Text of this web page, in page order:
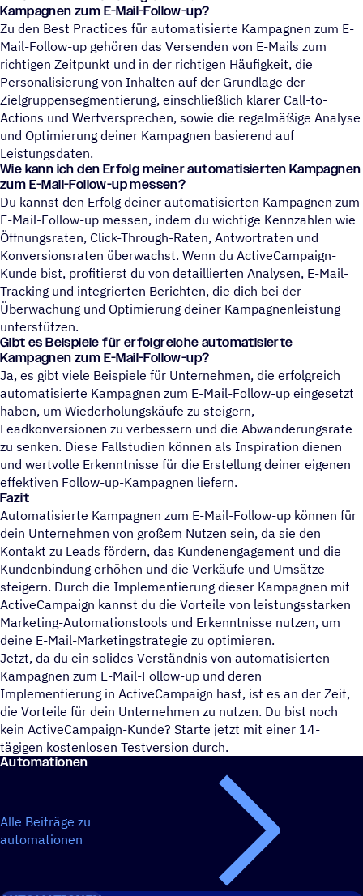
Kampagnen zum E-Mail-Follow-up?
Zu den Best Practices für automatisierte Kampagnen zum E-
Mail-Follow-up gehören das Versenden von E-Mails zum
richtigen Zeitpunkt und in der richtigen Häufigkeit, die
Personalisierung von Inhalten auf der Grundlage der
Zielgruppensegmentierung, einschließlich klarer Call-to-
Actions und Wertversprechen, sowie die regelmäßige Analyse
und Optimierung deiner Kampagnen basierend auf
Leistungsdaten.
Wie kann ich den Erfolg meiner automatisierten Kampagnen
zum E-Mail-Follow-up messen?
Du kannst den Erfolg deiner automatisierten Kampagnen zum
E-Mail-Follow-up messen, indem du wichtige Kennzahlen wie
Öffnungsraten, Click-Through-Raten, Antwortraten und
Konversionsraten überwachst. Wenn du ActiveCampaign-
Kunde bist, profitierst du von detaillierten Analysen, E-Mail-
Tracking und integrierten Berichten, die dich bei der
Überwachung und Optimierung deiner Kampagnenleistung
unterstützen.
Gibt es Beispiele für erfolgreiche automatisierte
Kampagnen zum E-Mail-Follow-up?
Ja, es gibt viele Beispiele für Unternehmen, die erfolgreich
automatisierte Kampagnen zum E-Mail-Follow-up eingesetzt
haben, um Wiederholungskäufe zu steigern,
Leadkonversionen zu verbessern und die Abwanderungsrate
zu senken. Diese Fallstudien können als Inspiration dienen
und wertvolle Erkenntnisse für die Erstellung deiner eigenen
effektiven Follow-up-Kampagnen liefern.
Fazit
Automatisierte Kampagnen zum E-Mail-Follow-up können für
dein Unternehmen von großem Nutzen sein, da sie den
Kontakt zu Leads fördern, das Kundenengagement und die
Kundenbindung erhöhen und die Verkäufe und Umsätze
steigern. Durch die Implementierung dieser Kampagnen mit
ActiveCampaign kannst du die Vorteile von leistungsstarken
Marketing-Automationstools und Erkenntnisse nutzen, um
deine E-Mail-Marketingstrategie zu optimieren.
Jetzt, da du ein solides Verständnis von automatisierten
Kampagnen zum E-Mail-Follow-up und deren
Implementierung in ActiveCampaign hast, ist es an der Zeit,
die Vorteile für dein Unternehmen zu nutzen. Du bist noch
kein ActiveCampaign-Kunde? Starte jetzt mit einer 14-
tägigen kostenlosen Testversion durch.
Auto­ma­tio­nen
Alle Beiträge zu
automationen